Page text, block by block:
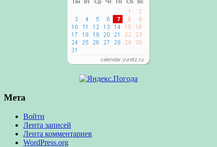
Мета
Войти
Лента записей
Лента комментариев
WordPress.org